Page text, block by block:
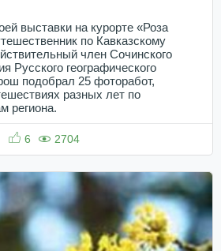
выставки на курорте «Роза
по Кавказскому
член Сочинского
Русского географического
подобрал 25 фоторабот,
разных лет по
региона.
6 2704